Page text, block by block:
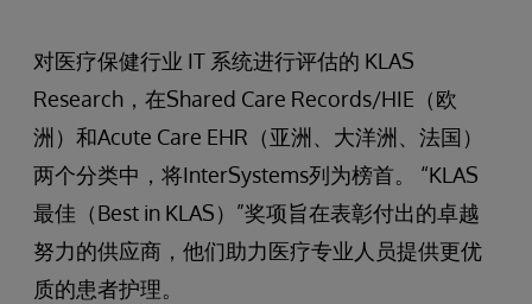
对医疗保健行业 IT 系统进行评估的 KLAS
Research，在Shared Care Records/HIE（欧
洲）和Acute Care EHR（亚洲、大洋洲、法国）
两个分类中，将InterSystems列为榜首。 “KLAS
最佳（Best in KLAS）”奖项旨在表彰付出的卓越
努力的供应商，他们助力医疗专业人员提供更优
质的患者护理。